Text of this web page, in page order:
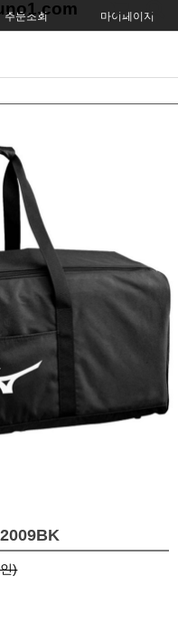
주문조회 마이페이지
)